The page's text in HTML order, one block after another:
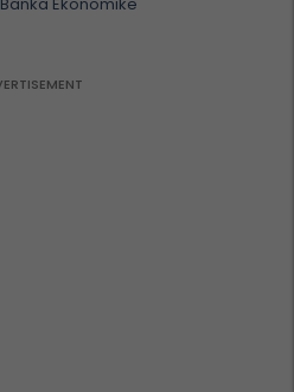
Banka Ekonomike